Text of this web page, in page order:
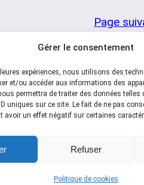
Gérer le consentement
expériences, nous utilisons des
et/ou accéder aux informations des
permettra de traiter des données telles
uniques sur ce site. Le fait de ne pas
avoir un effet négatif sur certaines
Refuser
Politique de cookies
Page
Social